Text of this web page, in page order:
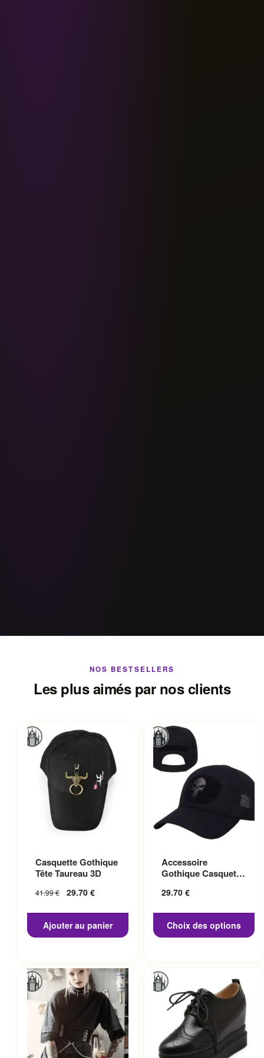
NOS BESTSELLERS
Les plus aimés par nos clients
Casquette Gothique
Tête Taureau 3D
41.99€ 29.70 €
Ajouter au panier
Accessoire
Gothique Casquette
29.70 €
Choix des options
variations. Les options
peuvent être choisies sur la
page du produit